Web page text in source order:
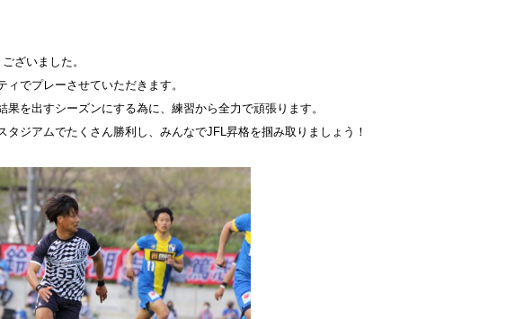
ざいました。
ィでプレーさせていただきます。
果を出すシーズンにする為に、練習から全力で頑張ります。
タジアムでたくさん勝利し、みんなでJFL昇格を掴み取りましょう！